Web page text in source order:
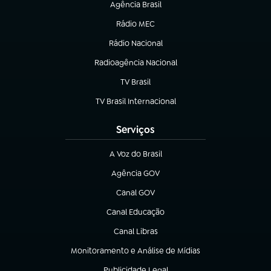
Agência Brasil
(abre em nova aba)
Rádio MEC
(abre em nova aba)
Rádio Nacional
Radioagência Nacional
(abre em nova aba)
TV Brasil
(abre em nova aba)
TV Brasil Internacional
(abre em nova aba)
Serviços
A Voz do Brasil
(abre em nova aba)
Agência GOV
(abre em nova aba)
Canal GOV
(abre em nova aba)
Canal Educação
(abre em nova aba)
Canal Libras
(abre em nova aba)
Monitoramento e Análise de Mídias
(abre em nova aba)